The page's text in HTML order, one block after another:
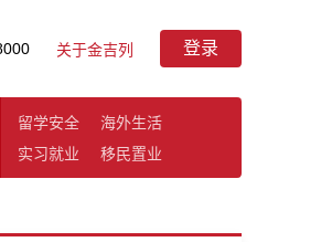
关于金吉列 登录
留学安全
海外生活
实习就业
移民置业